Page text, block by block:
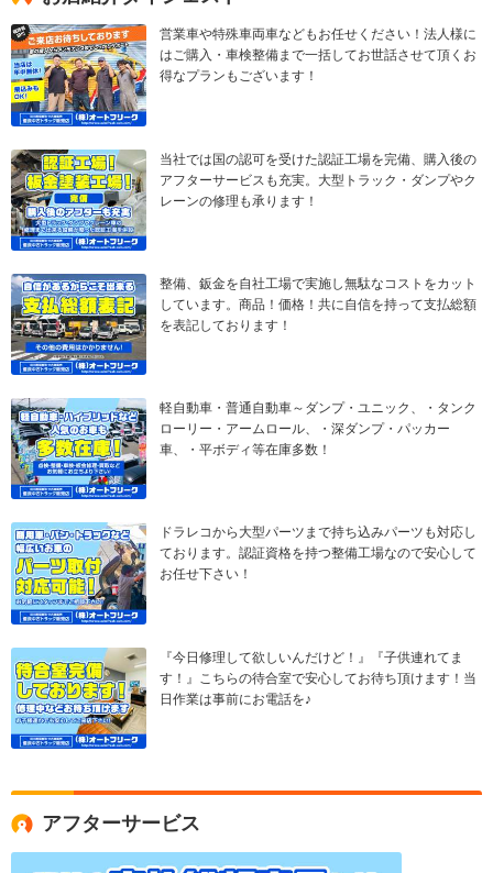
営業車や特殊車両車などもお任せください！法人様に
はご購入・車検整備まで一括してお世話させて頂くお
得なプランもございます！
当社では国の認可を受けた認証工場を完備、購入後の
アフターサービスも充実。大型トラック・ダンプやク
レーンの修理も承ります！
整備、鈑金を自社工場で実施し無駄なコストをカット
しています。商品！価格！共に自信を持って支払総額
を表記しております！
軽自動車・普通自動車～ダンプ・ユニック、・タンク
ローリー・アームロール、・深ダンプ・パッカー
車、・平ボディ等在庫多数！
ドラレコから大型パーツまで持ち込みパーツも対応し
ております。認証資格を持つ整備工場なので安心して
お任せ下さい！
『今日修理して欲しいんだけど！』『子供連れてま
す！』こちらの待合室で安心してお待ち頂けます！当
日作業は事前にお電話を♪
アフターサービス